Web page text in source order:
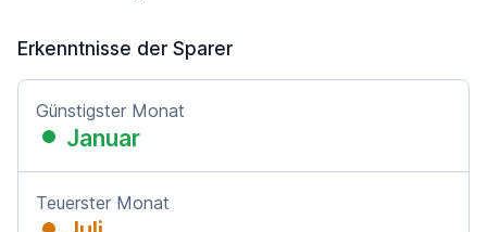
Erkenntnisse der Sparer
Günstigster Monat
Januar
Teuerster Monat